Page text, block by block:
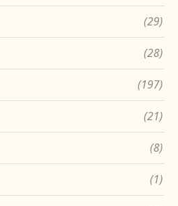
(29)
(28)
(197)
(21)
(8)
(1)